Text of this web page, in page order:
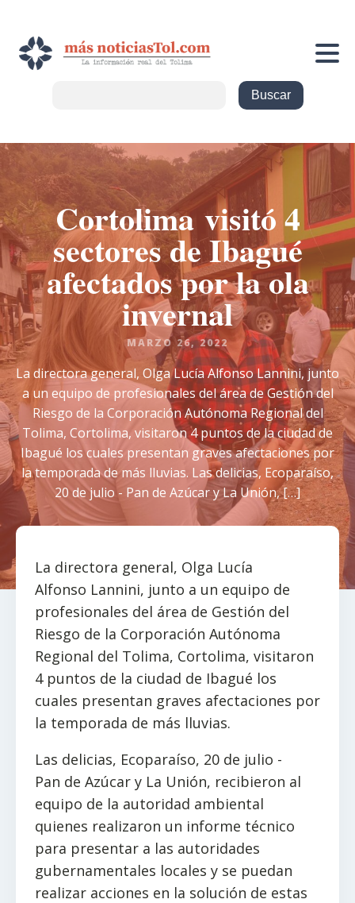
Cortolima visitó 4
sectores de Ibagué
afectados por la ola
invernal
MARZO 26, 2022
La directora general, Olga Lucía Alfonso Lannini, junto
a un equipo de profesionales del área de Gestión del
Riesgo de la Corporación Autónoma Regional del
Tolima, Cortolima, visitaron 4 puntos de la ciudad de
Ibagué los cuales presentan graves afectaciones por
la temporada de más lluvias. Las delicias, Ecoparaíso,
20 de julio - Pan de Azúcar y La Unión, […]
La directora general, Olga Lucía
Alfonso Lannini, junto a un equipo de
profesionales del área de Gestión del
Riesgo de la Corporación Autónoma
Regional del Tolima, Cortolima, visitaron
4 puntos de la ciudad de Ibagué los
cuales presentan graves afectaciones por
la temporada de más lluvias.
Las delicias, Ecoparaíso, 20 de julio -
Pan de Azúcar y La Unión, recibieron al
equipo de la autoridad ambiental
quienes realizaron un informe técnico
para presentar a las autoridades
gubernamentales locales y se puedan
realizar acciones en la solución de estas